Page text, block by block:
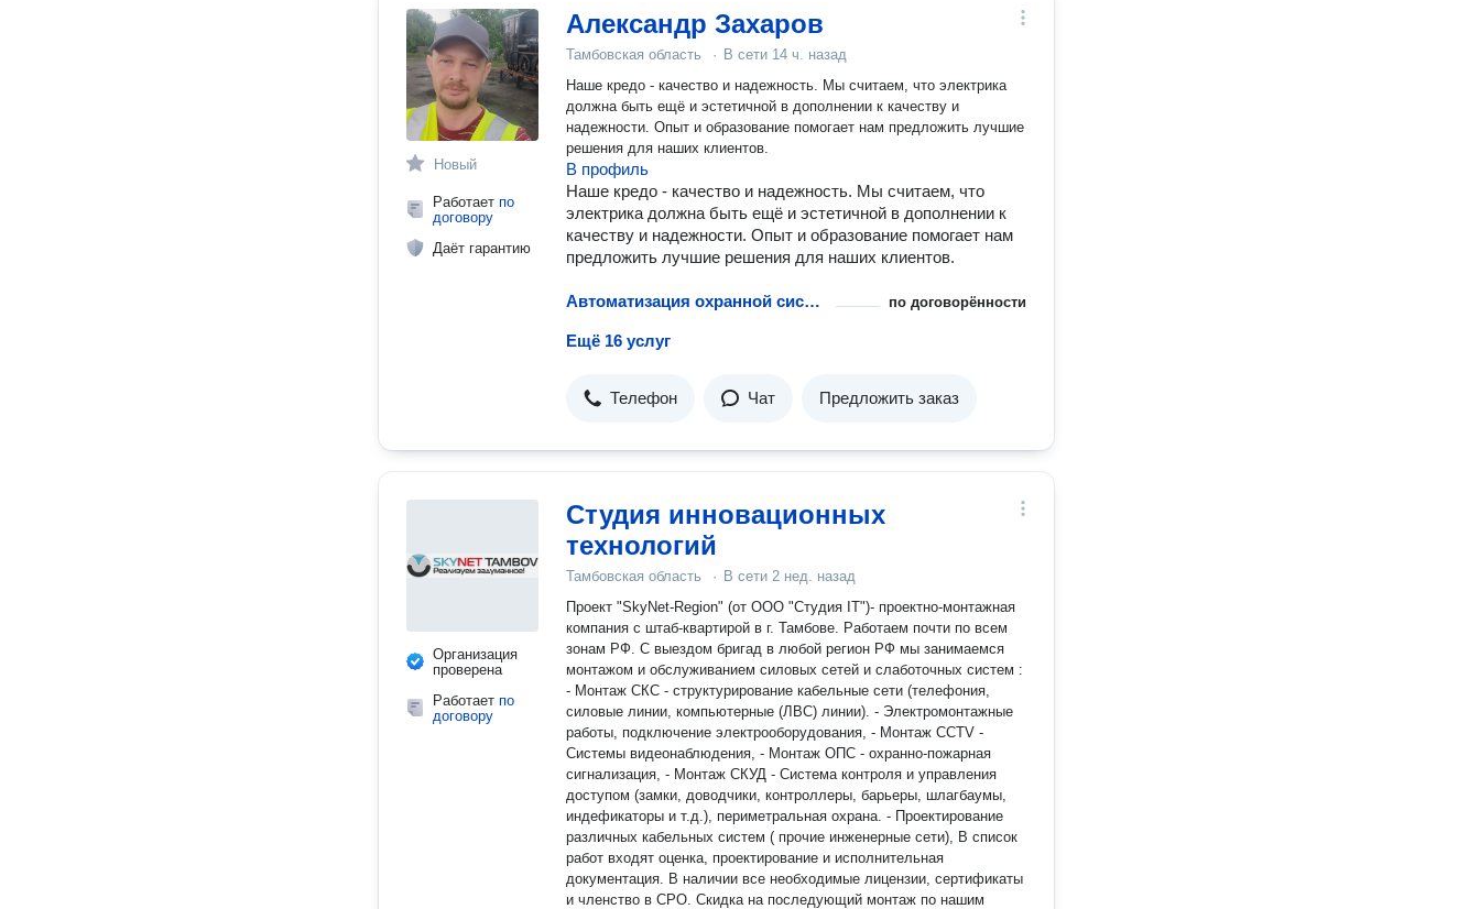
Новый
Работает по
договору
Даёт гарантию
Александр Захаров
Тамбовская область · В сети 14 ч. назад
Наше кредо - качество и надежность. Мы считаем, что электрика
должна быть ещё и эстетичной в дополнении к качеству и
надежности. Опыт и образование помогает нам предложить лучшие
решения для наших клиентов.
В профиль
Наше кредо - качество и надежность. Мы считаем, что
электрика должна быть ещё и эстетичной в дополнении к
качеству и надежности. Опыт и образование помогает нам
предложить лучшие решения для наших клиентов.
Автоматизация охранной системы по договорённости
Ещё 16 услуг
Телефон Чат Предложить заказ
Организация
проверена
Работает по
договору
Студия инновационных
технологий
Тамбовская область · В сети 2 нед. назад
Проект "SkyNet-Region" (от ООО "Студия IT")- проектно-монтажная
компания с штаб-квартирой в г. Тамбове. Работаем почти по всем
зонам РФ. С выездом бригад в любой регион РФ мы занимаемся
монтажом и обслуживанием силовых сетей и слаботочных систем :
- Монтаж СКС - структурирование кабельные сети (телефония,
силовые линии, компьютерные (ЛВС) линии). - Электромонтажные
работы, подключение электрооборудования, - Монтаж CCTV -
Системы видеонаблюдения, - Монтаж ОПС - охранно-пожарная
сигнализация, - Монтаж СКУД - Система контроля и управления
доступом (замки, доводчики, контроллеры, барьеры, шлагбаумы,
индефикаторы и т.д.), периметральная охрана. - Проектирование
различных кабельных систем ( прочие инженерные сети), В список
работ входят оценка, проектирование и исполнительная
документация. В наличии все необходимые лицензии, сертификаты
и членство в СРО. Скидка на последующий монтаж по нашим